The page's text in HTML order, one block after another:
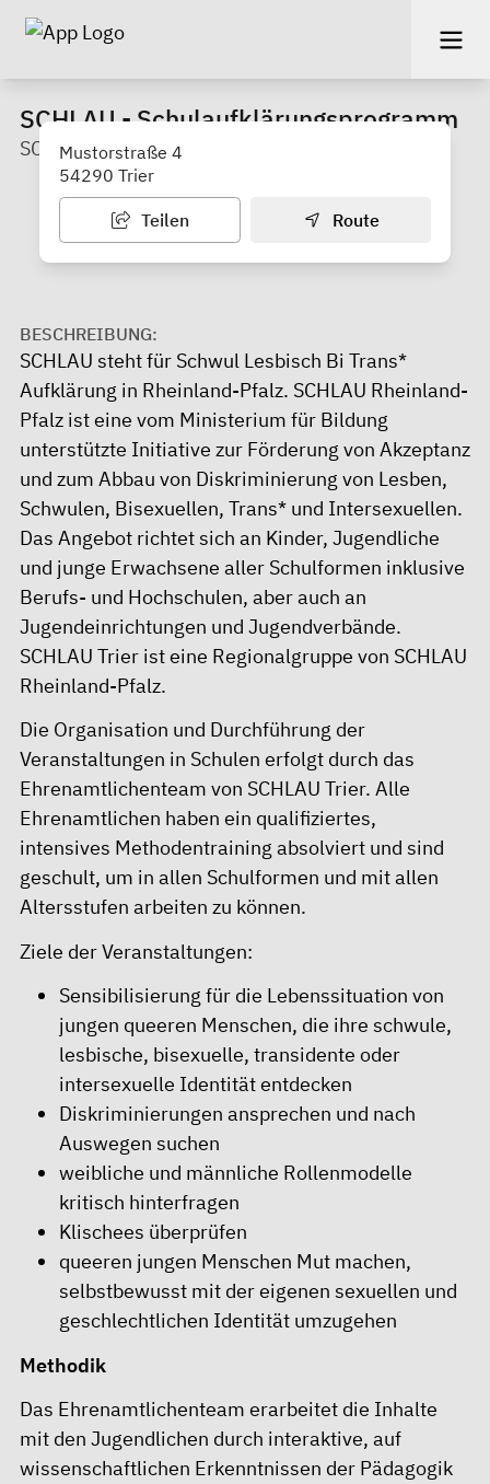
SCHLAU - Schulaufklärungsprogramm
SCHMIT-Z e. V.
Mustorstraße 4
54290 Trier
Teilen Route
BESCHREIBUNG:
SCHLAU steht für Schwul Lesbisch Bi Trans*
Aufklärung in Rheinland-Pfalz. SCHLAU Rheinland-
Pfalz ist eine vom Ministerium für Bildung
unterstützte Initiative zur Förderung von Akzeptanz
und zum Abbau von Diskriminierung von Lesben,
Schwulen, Bisexuellen, Trans* und Intersexuellen.
Das Angebot richtet sich an Kinder, Jugendliche
und junge Erwachsene aller Schulformen inklusive
Berufs- und Hochschulen, aber auch an
Jugendeinrichtungen und Jugendverbände.
SCHLAU Trier ist eine Regionalgruppe von SCHLAU
Rheinland-Pfalz.
Die Organisation und Durchführung der
Veranstaltungen in Schulen erfolgt durch das
Ehrenamtlichenteam von SCHLAU Trier. Alle
Ehrenamtlichen haben ein qualifiziertes,
intensives Methodentraining absolviert und sind
geschult, um in allen Schulformen und mit allen
Altersstufen arbeiten zu können.
Ziele der Veranstaltungen:
Sensibilisierung für die Lebenssituation von
jungen queeren Menschen, die ihre schwule,
lesbische, bisexuelle, transidente oder
intersexuelle Identität entdecken
Diskriminierungen ansprechen und nach
Auswegen suchen
weibliche und männliche Rollenmodelle
kritisch hinterfragen
Klischees überprüfen
queeren jungen Menschen Mut machen,
selbstbewusst mit der eigenen sexuellen und
geschlechtlichen Identität umzugehen
Methodik
Das Ehrenamtlichenteam erarbeitet die Inhalte
mit den Jugendlichen durch interaktive, auf
wissenschaftlichen Erkenntnissen der Pädagogik